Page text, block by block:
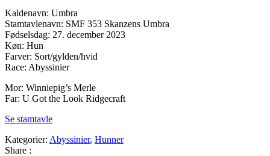
Kaldenavn: Umbra
Stamtavlenavn: SMF 353 Skanzens Umbra
Fødselsdag: 27. december 2023
Køn: Hun
Farver: Sort/gylden/hvid
Race: Abyssinier
Mor: Winniepig’s Merle
Far: U Got the Look Ridgecraft
Se stamtavle
Kategorier: Abyssinier, Hunner
Share :